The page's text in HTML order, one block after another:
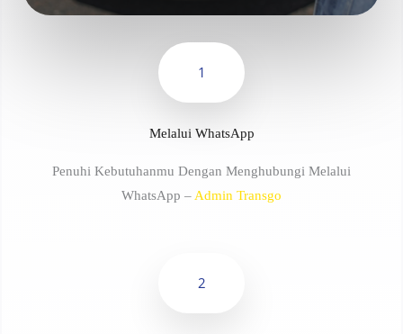
1
Melalui WhatsApp
Penuhi Kebutuhanmu Dengan Menghubungi Melalui
WhatsApp – Admin Transgo
2